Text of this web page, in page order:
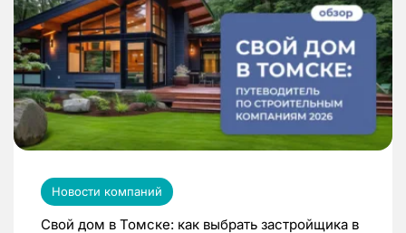
Новости компаний
Свой дом в Томске: как выбрать застройщика в